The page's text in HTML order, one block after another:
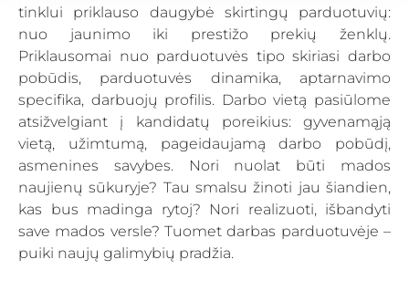
tinklui priklauso daugybė skirtingų parduotuvių:
nuo jaunimo iki prestižo prekių ženklų.
Priklausomai nuo parduotuvės tipo skiriasi darbo
pobūdis, parduotuvės dinamika, aptarnavimo
specifika, darbuojų profilis. Darbo vietą pasiūlome
atsižvelgiant į kandidatų poreikius: gyvenamąją
vietą, užimtumą, pageidaujamą darbo pobūdį,
asmenines savybes. Nori nuolat būti mados
naujienų sūkuryje? Tau smalsu žinoti jau šiandien,
kas bus madinga rytoj? Nori realizuoti, išbandyti
save mados versle? Tuomet darbas parduotuvėje –
puiki naujų galimybių pradžia.